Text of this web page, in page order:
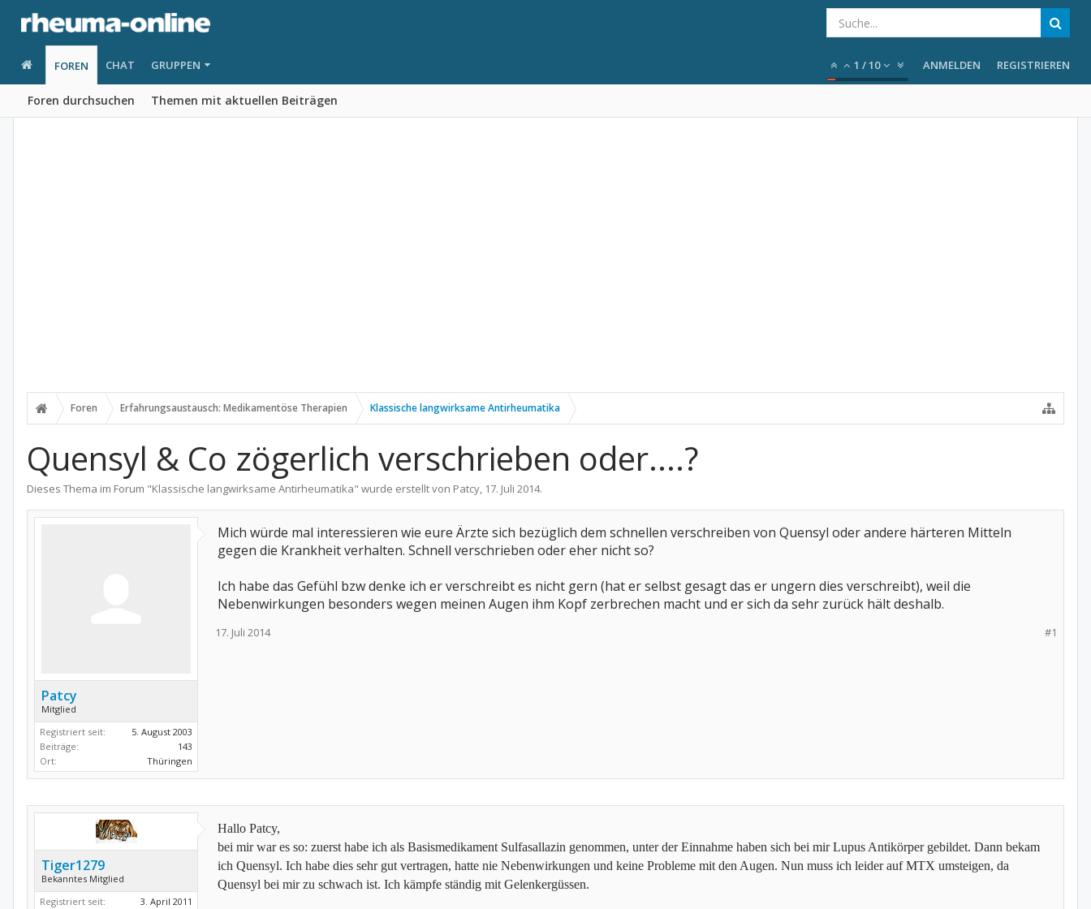
FOREN
Foren durchsuchen Themen mit aktuellen Beiträgen
CHAT GRUPPEN 1 /10 ANMELDEN REGISTRIEREN
Foren Erfahrungsaustausch: Medikamentöse Therapien Klassische langwirksame Antirheumatika
Quensyl & Co zögerlich verschrieben oder....?
Dieses Thema im Forum "Klassische langwirksame Antirheumatika" wurde erstellt von Patcy, 17. Juli 2014.
Patcy
Mitglied
Registriert seit:
5. August 2003
Beiträge:
143
Ort:
Thüringen
Mich würde mal interessieren wie eure Ärzte sich bezüglich dem schnellen verschreiben von Quensyl oder andere härteren Mitteln
gegen die Krankheit verhalten. Schnell verschrieben oder eher nicht so?
Ich habe das Gefühl bzw denke ich er verschreibt es nicht gern (hat er selbst gesagt das er ungern dies verschreibt), weil die
Nebenwirkungen besonders wegen meinen Augen ihm Kopf zerbrechen macht und er sich da sehr zurück hält deshalb.
#1
17. Juli 2014
Tiger1279
Bekanntes Mitglied
Registriert seit:
3. April 2011
Hallo Patcy,
bei mir war es so: zuerst habe ich als Basismedikament Sulfasallazin genommen, unter der Einnahme haben sich bei mir Lupus Antikörper gebildet. Dann bekam
ich Quensyl. Ich habe dies sehr gut vertragen, hatte nie Nebenwirkungen und keine Probleme mit den Augen. Nun muss ich leider auf MTX umsteigen, da
Quensyl bei mir zu schwach ist. Ich kämpfe ständig mit Gelenkergüssen.